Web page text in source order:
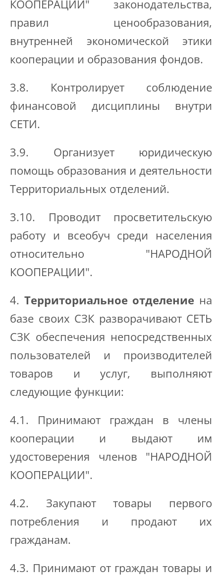
КООПЕРАЦИИ" законодательства,
правил ценообразования,
внутренней экономической этики
кооперации и образования фондов.
3.8. Контролирует соблюдение
финансовой дисциплины внутри
СЕТИ.
3.9. Организует юридическую
помощь образования и деятельности
Территориальных отделений.
3.10. Проводит просветительскую
работу и всеобуч среди населения
относительно "НАРОДНОЙ
КООПЕРАЦИИ".
4. Территориальное отделение на
базе своих СЗК разворачивают СЕТЬ
СЗК обеспечения непосредственных
пользователей и производителей
товаров и услуг, выполняют
следующие функции:
4.1. Принимают граждан в члены
кооперации и выдают им
удостоверения членов "НАРОДНОЙ
КООПЕРАЦИИ".
4.2. Закупают товары первого
потребления и продают их
гражданам.
4.3. Принимают от граждан товары и